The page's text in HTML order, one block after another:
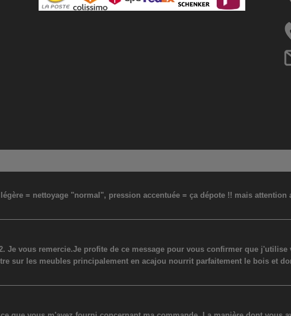
= nettoyage "normal", pression accentuée = ça dépote !! mais
Je vous remercie.Je profite de ce message pour vous confirmer que
sur les meubles principalement en acajou nourrit parfaitement le bois et